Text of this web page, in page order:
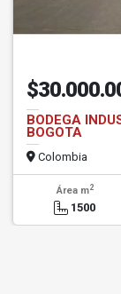
BODEGA
BOGOTA
Colombia
Área m2
1500